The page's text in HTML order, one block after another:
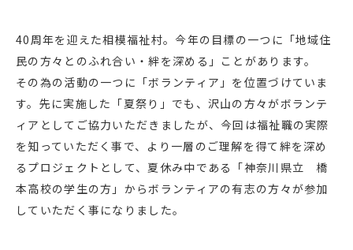
40周年を迎えた相模福祉村。今年の目標の一つに「地域住
民の方々とのふれ合い・絆を深める」ことがあります。
その為の活動の一つに「ボランティア」を位置づけていま
す。先に実施した「夏祭り」でも、沢山の方々がボランテ
ィアとしてご協力いただきましたが、今回は福祉職の実際
を知っていただく事で、より一層のご理解を得て絆を深め
るプロジェクトとして、夏休み中である「神奈川県立 橋
本高校の学生の方」からボランティアの有志の方々が参加
していただく事になりました。